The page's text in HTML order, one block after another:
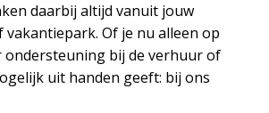
daarbij altijd vanuit jouw
vakantiepark. Of je nu alleen op
ondersteuning bij de verhuur of
uit handen geeft: bij ons